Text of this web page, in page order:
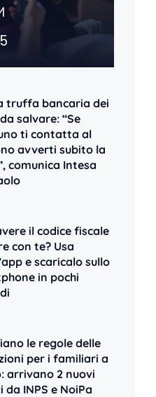
truffa bancaria dei
salvare: “Se
ti contatta al
avverti subito la
comunica Intesa
il codice fiscale
con te? Usa
e scaricalo sullo
in pochi
le regole delle
per i familiari a
arrivano 2 nuovi
da INPS e NoiPa